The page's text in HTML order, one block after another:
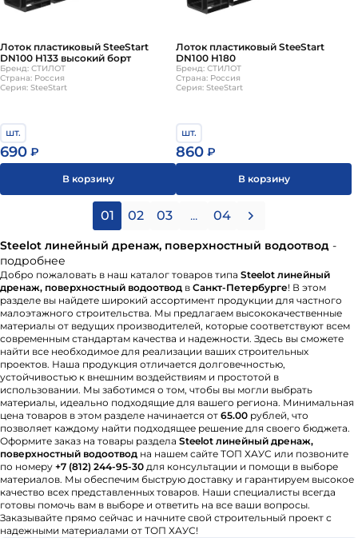
Лоток пластиковый SteeStart
DN100 H133 высокий борт
Бренд: СТИЛОТ
Страна: Россия
Серия: SteeStart
шт.
690 ₽
В корзину
Лоток пластиковый SteeStart
DN100 H180
Бренд: СТИЛОТ
Страна: Россия
Серия: SteeStart
шт.
860 ₽
В корзину
01 02 03 ... 04
Steelot линейный дренаж, поверхностный водоотвод -
подробнее
Добро пожаловать в наш каталог товаров типа Steelot линейный
дренаж, поверхностный водоотвод в Санкт-Петербурге! В этом
разделе вы найдете широкий ассортимент продукции для частного
малоэтажного строительства. Мы предлагаем высококачественные
материалы от ведущих производителей, которые соответствуют всем
современным стандартам качества и надежности. Здесь вы сможете
найти все необходимое для реализации ваших строительных
проектов. Наша продукция отличается долговечностью,
устойчивостью к внешним воздействиям и простотой в
использовании. Мы заботимся о том, чтобы вы могли выбрать
материалы, идеально подходящие для вашего региона. Минимальная
цена товаров в этом разделе начинается от 65.00 рублей, что
позволяет каждому найти подходящее решение для своего бюджета.
Оформите заказ на товары раздела Steelot линейный дренаж,
поверхностный водоотвод на нашем сайте ТОП ХАУС или позвоните
по номеру +7 (812) 244-95-30 для консультации и помощи в выборе
материалов. Мы обеспечим быструю доставку и гарантируем высокое
качество всех представленных товаров. Наши специалисты всегда
готовы помочь вам в выборе и ответить на все ваши вопросы.
Заказывайте прямо сейчас и начните свой строительный проект с
надежными материалами от ТОП ХАУС!